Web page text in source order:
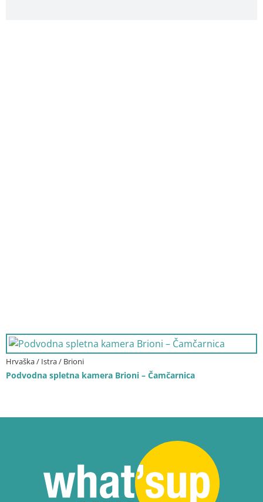
Hrvaška / Istra / Brioni
Podvodna spletna kamera Brioni – Čamčarnica